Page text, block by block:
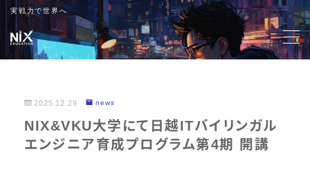
実戦力で世界へ
MENU
お客様の声
2025.12.29 news
​​NIX&VKU大学にて日越ITバイリンガル
エンジニア育成プログラム第4期 開講